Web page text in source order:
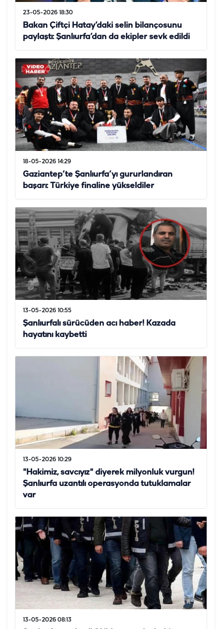
23-05-2026 18:30
Bakan Çiftçi Hatay’daki selin bilançosunu
paylaştı: Şanlıurfa’dan da ekipler sevk edildi
18-05-2026 14:29
Gaziantep’te Şanlıurfa’yı gururlandıran
başarı: Türkiye finaline yükseldiler
13-05-2026 10:55
Şanlıurfalı sürücüden acı haber! Kazada
hayatını kaybetti
13-05-2026 10:29
"Hakimiz, savcıyız" diyerek milyonluk vurgun!
Şanlıurfa uzantılı operasyonda tutuklamalar
var
13-05-2026 08:13